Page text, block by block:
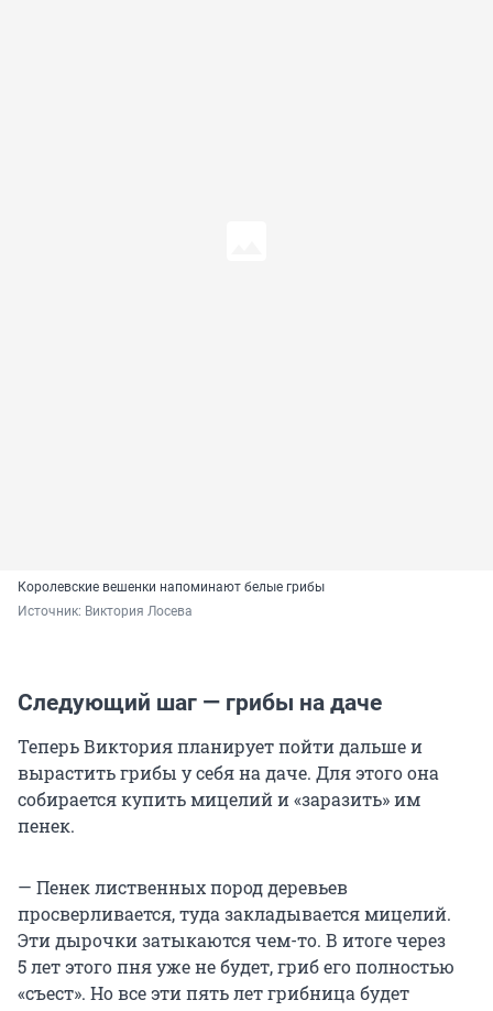
Королевские вешенки напоминают белые грибы
Источник: Виктория Лосева
Следующий шаг — грибы на даче
Теперь Виктория планирует пойти дальше и
вырастить грибы у себя на даче. Для этого она
собирается купить мицелий и «заразить» им
пенек.
— Пенек лиственных пород деревьев
просверливается, туда закладывается мицелий.
Эти дырочки затыкаются чем-то. В итоге через
5 летэтого пня уже не будет, гриб его полностью
«съест». Но все эти пять лет грибница будет